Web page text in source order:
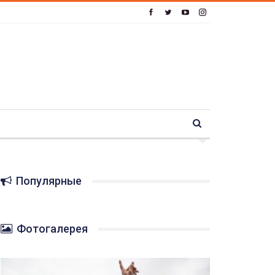
Популярные
Фотогалерея